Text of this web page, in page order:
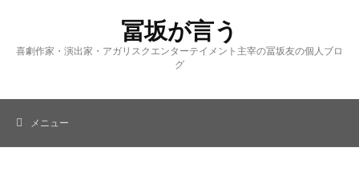
へ
ッ
冨坂が言う
喜劇作家・演出家・アガリスクエンターテイメント主宰の冨坂友の個人ブロ
グ
メニュー